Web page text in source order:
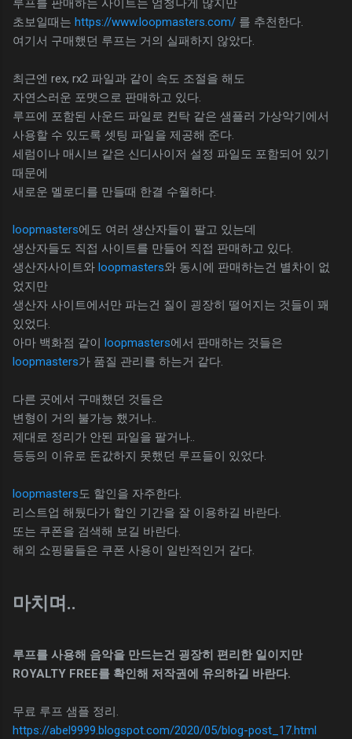
루프를 판매하는 사이트는 엄청나게 많지만
초보일때는 https://www.loopmasters.com/ 를 추천한다.
여기서 구매했던 루프는 거의 실패하지 않았다.
최근엔 rex, rx2 파일과 같이 속도 조절을 해도
자연스러운 포맷으로 판매하고 있다.
루프에 포함된 사운드 파일로 컨탁 같은 샘플러 가상악기에서
사용할 수 있도록 셋팅 파일을 제공해 준다.
세럼이나 매시브 같은 신디사이저 설정 파일도 포함되어 있기
때문에
새로운 멜로디를 만들때 한결 수월하다.
loopmasters에도 여러 생산자들이 팔고 있는데
생산자들도 직접 사이트를 만들어 직접 판매하고 있다.
생산자사이트와 loopmasters와 동시에 판매하는건 별차이 없
었지만
생산자 사이트에서만 파는건 질이 굉장히 떨어지는 것들이 꽤
있었다.
아마 백화점 같이 loopmasters에서 판매하는 것들은
loopmasters가 품질 관리를 하는거 같다.
다른 곳에서 구매했던 것들은
변형이 거의 불가능 했거나..
제대로 정리가 안된 파일을 팔거나..
등등의 이유로 돈값하지 못했던 루프들이 있었다.
loopmasters도 할인을 자주한다.
리스트업 해뒀다가 할인 기간을 잘 이용하길 바란다.
또는 쿠폰을 검색해 보길 바란다.
해외 쇼핑몰들은 쿠폰 사용이 일반적인거 같다.
마치며..
루프를 사용해 음악을 만드는건 굉장히 편리한 일이지만
ROYALTY FREE를 확인해 저작권에 유의하길 바란다.
무료 루프 샘플 정리.
https://abel9999.blogspot.com/2020/05/blog-post_17.html